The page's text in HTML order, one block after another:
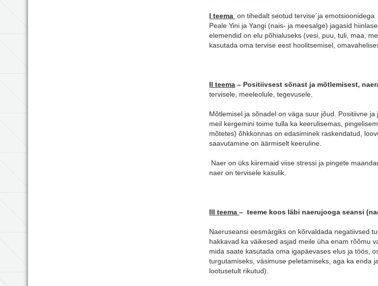
I teema on tihedalt seotud tervise´ja
Peale Yini ja Yangi (nais- ja meesalge) jagasid
elemendid on elu põhialuseks (vesi, puu, tuli, maa,
kasutada oma tervise eest hoolitsemisel,
II teema – Positiivsest sõnast ja mõtlemisest,
tervisele, meeleolule, tegevusele.
Mõtlemisel ja sõnadel on väga suur jõud. Positiivne
meil kergemini toime tulla ka keerulisemas,
mõtetes) õhkkonnas on edasiminek raskendatud,
saavutamine on äärmiselt keeruline.
Naer on üks kiiremaid viise stressi ja pingete
naer on tervisele kasulik.
III teema– teeme koos läbi naerujooga seansi
Naeruseansi eesmärgiks on kõrvaldada negatiivsed
hakkavad ka väikesed asjad meile üha enam rõõmu
mida saate kasutada oma igapäevases elus ja töös,
turgutamiseks, väsimuse peletamiseks, aga ka enda
lootusetult rikutud).